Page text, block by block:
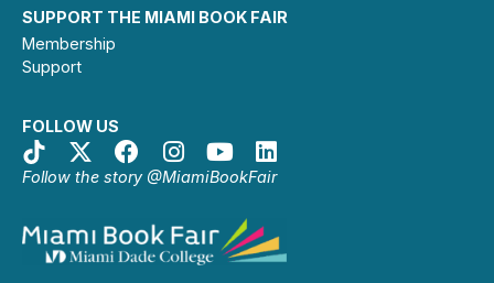
SUPPORT THE MIAMI BOOK FAIR
Membership
Support
FOLLOW US
Follow the story @MiamiBookFair